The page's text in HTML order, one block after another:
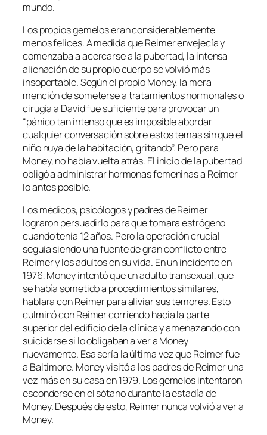
mundo.
Los propios gemelos eran considerablemente
menos felices. A medida que Reimer envejecía y
comenzaba a acercarse a la pubertad, la intensa
alienación de su propio cuerpo se volvió más
insoportable. Según el propio Money, la mera
mención de someterse a tratamientos hormonales o
cirugía a David fue suficiente para provocar un
“pánico tan intenso que es imposible abordar
cualquier conversación sobre estos temas sin que el
niño huya de la habitación, gritando”. Pero para
Money, no había vuelta atrás. El inicio de la pubertad
obligó a administrar hormonas femeninas a Reimer
lo antes posible.
Los médicos, psicólogos y padres de Reimer
lograron persuadirlo para que tomara estrógeno
cuando tenía 12 años. Pero la operación crucial
seguía siendo una fuente de gran conflicto entre
Reimer y los adultos en su vida. En un incidente en
1976, Money intentó que un adulto transexual, que
se había sometido a procedimientos similares,
hablara con Reimer para aliviar sus temores. Esto
culminó con Reimer corriendo hacia la parte
superior del edificio de la clínica y amenazando con
suicidarse si lo obligaban a ver a Money
nuevamente. Esa sería la última vez que Reimer fue
a Baltimore. Money visitó a los padres de Reimer una
vez más en su casa en 1979. Los gemelos intentaron
esconderse en el sótano durante la estadía de
Money. Después de esto, Reimer nunca volvió a ver a
Money.